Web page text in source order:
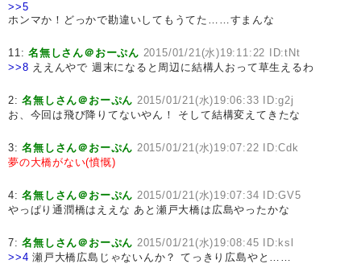
>>5
ホンマか！どっかで勘違いしてもうてた……すまんな
11:名無しさん＠おーぷん 2015/01/21(水)19:11:22 ID:tNt
>>8 ええんやで 週末になると周辺に結構人おって草生えるわ
2:名無しさん＠おーぷん 2015/01/21(水)19:06:33 ID:g2j
お、今回は飛び降りてないやん！ そして結構変えてきたな
3:名無しさん＠おーぷん 2015/01/21(水)19:07:22 ID:Cdk
夢の大橋がない(憤慨)
4:名無しさん＠おーぷん 2015/01/21(水)19:07:34 ID:GV5
やっぱり通潤橋はええな あと瀬戸大橋は広島やったかな
7:名無しさん＠おーぷん 2015/01/21(水)19:08:45 ID:ksl
>>4 瀬戸大橋広島じゃないんか？ てっきり広島やと……